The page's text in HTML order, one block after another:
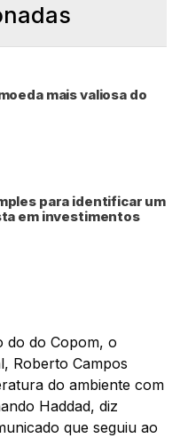
mais valiosa do
para identificar um
em investimentos
do do Copom, o
Roberto Campos
do ambiente com
Haddad, diz
que seguiu ao